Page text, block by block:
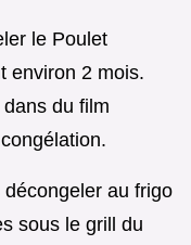
le Poulet
environ 2 mois.
du film
au frigo
sous le grill du